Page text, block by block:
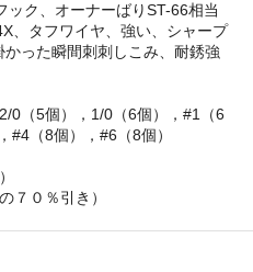
ック、オーナーばりST-66相当
、タフワイヤ、強い、シャープ
った瞬間刺刺しこみ、耐銹強
0（5個），1/0（6個），#1（6
#4（8個），#6（8個）
７０％引き）